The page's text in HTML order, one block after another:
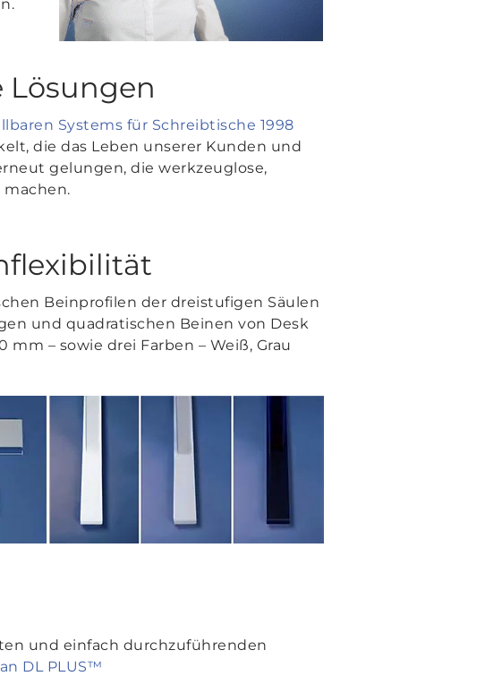
Lösungen
Systems für Schreibtische 1998
die das Leben unserer Kunden und
gelungen, die werkzeuglose,
Beinprofilen der dreistufigen Säulen
und quadratischen Beinen von Desk
– sowie drei Farben – Weiß, Grau
und einfach durchzuführenden
an DL PLUS™